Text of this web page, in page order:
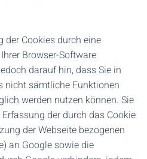
der Cookies durch eine
Browser-Software
darauf hin, dass Sie in
nicht sämtliche Funktionen
werden nutzen können. Sie
der durch das Cookie
der Webseite bezogenen
an Google sowie die